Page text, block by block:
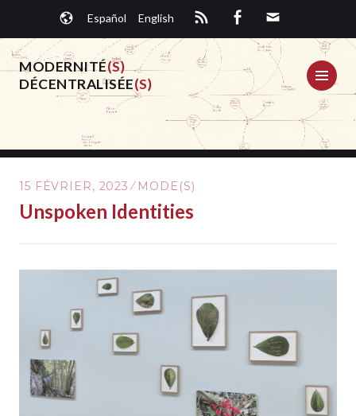
contenu
principal
Español English
MODERNITÉ(S)
DÉCENTRALISÉE(S)
15 FÉVRIER, 2023 MODE(S)
Unspoken Identities